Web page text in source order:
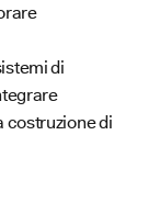
di
costruzione di